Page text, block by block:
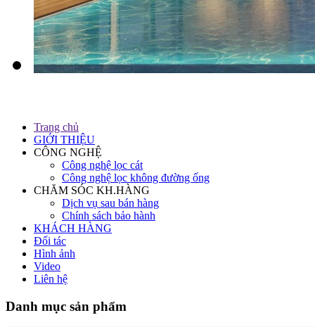
Trang chủ
GIỚI THIỆU
CÔNG NGHỆ
Công nghệ lọc cát
Công nghệ lọc không đường ống
CHĂM SÓC KH.HÀNG
Dịch vụ sau bán hàng
Chính sách bảo hành
KHÁCH HÀNG
Đối tác
Hình ảnh
Video
Liên hệ
Danh mục sản phẩm